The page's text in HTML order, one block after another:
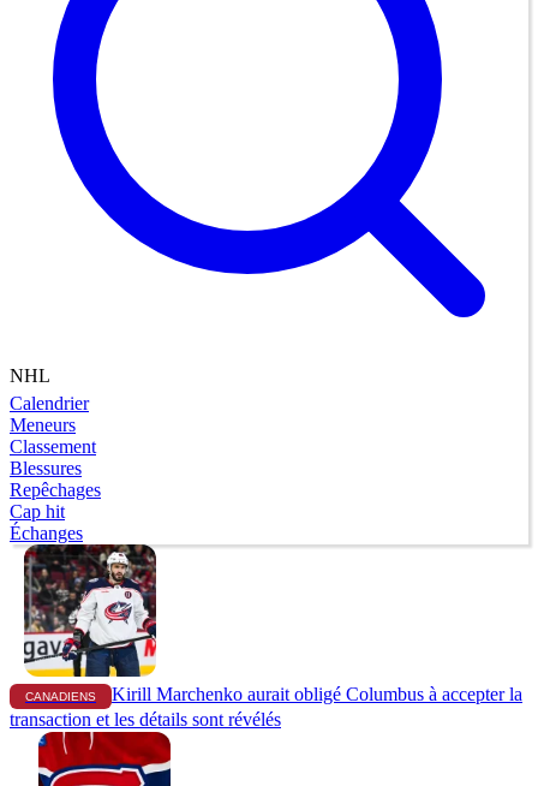
NHL
Calendrier
Meneurs
Classement
Blessures
Repêchages
Cap hit
Échanges
CANADIENS
Kirill Marchenko aurait obligé Columbus à accepter la
transaction et les détails sont révélés